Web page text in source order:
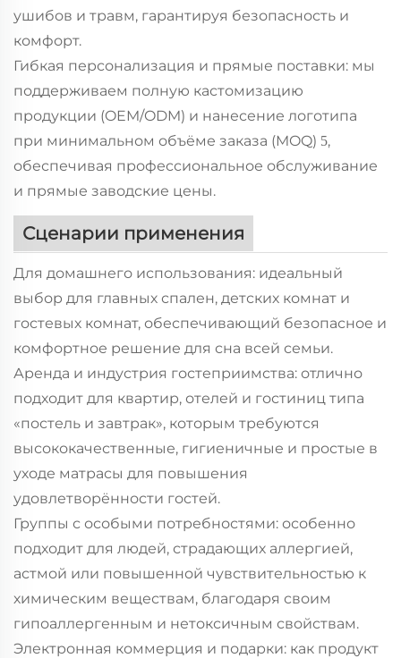
ушибов и травм, гарантируя безопасность и
комфорт.
Гибкая персонализация и прямые поставки: мы
поддерживаем полную кастомизацию
продукции (OEM/ODM) и нанесение логотипа
при минимальном объёме заказа (MOQ) 5,
обеспечивая профессиональное обслуживание
и прямые заводские цены.
Сценарии применения
Для домашнего использования: идеальный
выбор для главных спален, детских комнат и
гостевых комнат, обеспечивающий безопасное и
комфортное решение для сна всей семьи.
Аренда и индустрия гостеприимства: отлично
подходит для квартир, отелей и гостиниц типа
«постель и завтрак», которым требуются
высококачественные, гигиеничные и простые в
уходе матрасы для повышения
удовлетворённости гостей.
Группы с особыми потребностями: особенно
подходит для людей, страдающих аллергией,
астмой или повышенной чувствительностью к
химическим веществам, благодаря своим
гипоаллергенным и нетоксичным свойствам.
Электронная коммерция и подарки: как продукт